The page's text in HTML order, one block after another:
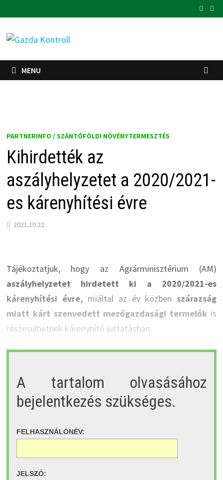
to
content
MENU
PARTNERINFO / SZÁNTÓFÖLDI NÖVÉNYTERMESZTÉS
Kihirdették az
aszályhelyzetet a 2020/2021-
es kárenyhítési évre
2021.10.22.
Tájékoztatjuk, hogy az Agrárminisztérium (AM)
aszályhelyzetet hirdetett ki a 2020/2021-es
kárenyhítési évre, miáltal az év közben szárazság
miatt kárt szenvedett mezőgazdasági termelők is
részesülhetnek kárenyhítő juttatásban.
A tartalom olvasásához
bejelentkezés szükséges.
FELHASZNÁLÓNÉV:
JELSZÓ: